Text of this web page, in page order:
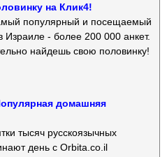
на Клик4!
популярный и посещаемый
Израиле - более 200 000 анкет.
найдешь свою половинку!
домашняя
тысяч русскоязычных
день с Orbita.co.il